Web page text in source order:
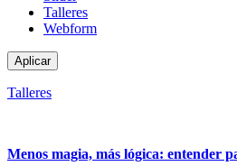
Talleres
Webform
Talleres
Menos magia, más lógica: entender